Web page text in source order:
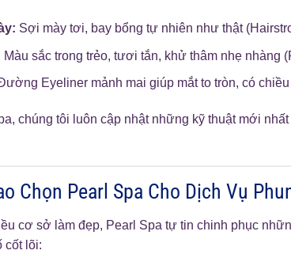
Sợi mày tơi, bay bổng tự nhiên như thật
Màu sắc trong trẻo, tươi tắn, khử thâm nhẹ nhàng
Eyeliner mảnh mai giúp mắt to tròn, có
chúng tôi luôn cập nhật những kỹ thuật mới
Chọn Pearl Spa Cho Dịch Vụ
cơ sở làm đẹp, Pearl Spa tự tin chinh phục
cốt lõi: